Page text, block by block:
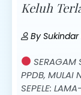
Keluh
By
SERAGAM
PPDB, MULAI
SEPELE: